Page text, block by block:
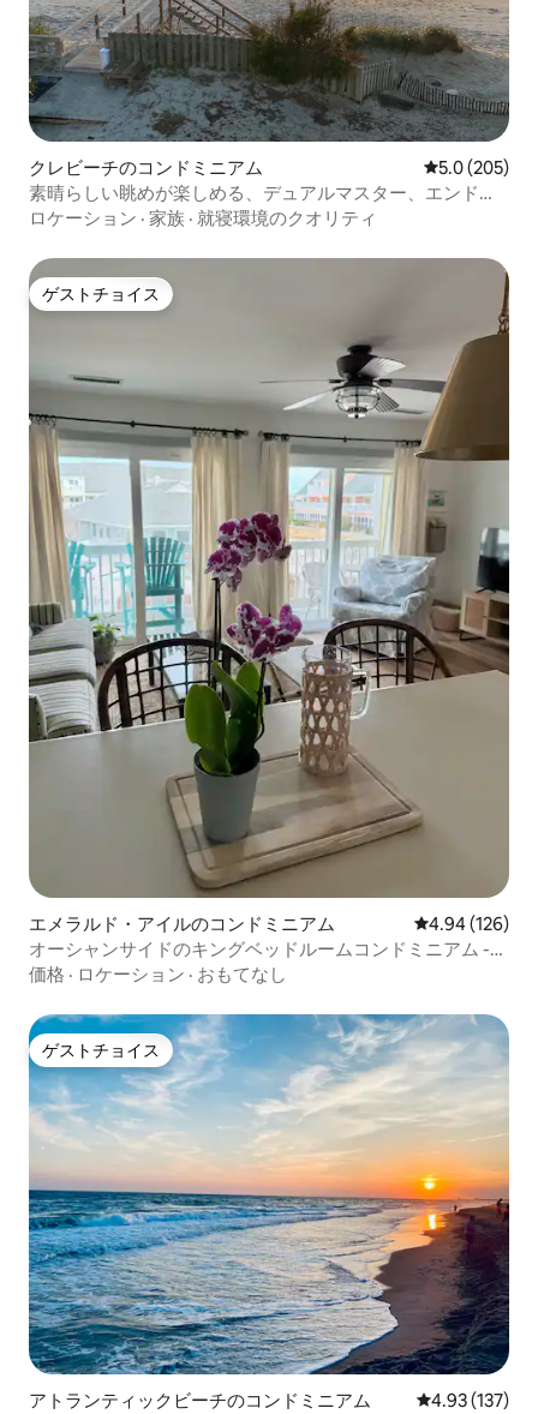
クレビーチのコンドミニアム レビュー205
5.0 (205)
素晴らしい眺めが楽しめる、デュアルマスター、エンドユ
ニットのコンドミニアム
ロケーション · 家族 · 就寝環境のクオリティ
ゲストチョイス
ゲストチョイス
エメラルド・アイルのコンドミニアム レビュー126
4.94 (126)
オーシャンサイドのキングベッドルームコンドミニアム -
専用プール付き！
価格 · ロケーション · おもてなし
ゲストチョイス
ゲストチョイス
アトランティックビーチのコンドミニアム レビュー137
4.93 (137)